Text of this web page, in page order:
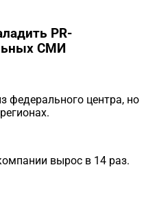
PR-
СМИ
федерального центра, но
вырос в 14 раз.